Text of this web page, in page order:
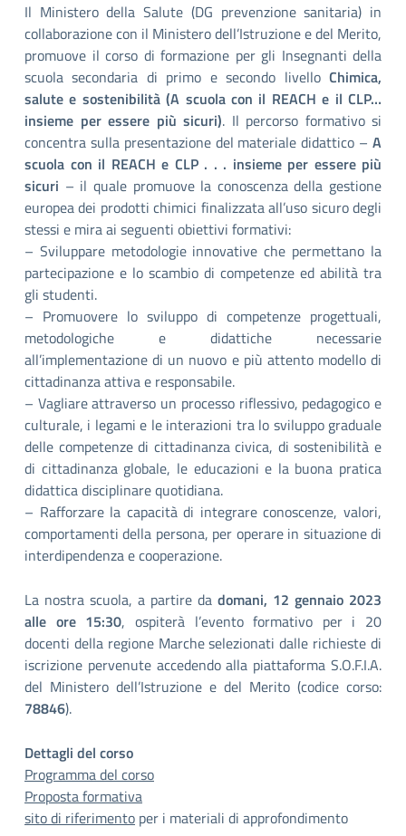
Il Ministero della Salute (DG prevenzione sanitaria) in
collaborazione con il Ministero dell’Istruzione e del Merito,
promuove il corso di formazione per gli Insegnanti della
scuola secondaria di primo e secondo livello Chimica,
salute e sostenibilità (A scuola con il REACH e il CLP…
insieme per essere più sicuri). Il percorso formativo si
concentra sulla presentazione del materiale didattico – A
scuola con il REACH e CLP . . . insieme per essere più
sicuri – il quale promuove la conoscenza della gestione
europea dei prodotti chimici finalizzata all’uso sicuro degli
stessi e mira ai seguenti obiettivi formativi:
– Sviluppare metodologie innovative che permettano la
partecipazione e lo scambio di competenze ed abilità tra
gli studenti.
– Promuovere lo sviluppo di competenze progettuali,
metodologiche e didattiche necessarie
all’implementazione di un nuovo e più attento modello di
cittadinanza attiva e responsabile.
– Vagliare attraverso un processo riflessivo, pedagogico e
culturale, i legami e le interazioni tra lo sviluppo graduale
delle competenze di cittadinanza civica, di sostenibilità e
di cittadinanza globale, le educazioni e la buona pratica
didattica disciplinare quotidiana.
– Rafforzare la capacità di integrare conoscenze, valori,
comportamenti della persona, per operare in situazione di
interdipendenza e cooperazione.
La nostra scuola, a partire da domani, 12 gennaio 2023
alle ore 15:30, ospiterà l’evento formativo per i 20
docenti della regione Marche selezionati dalle richieste di
iscrizione pervenute accedendo alla piattaforma S.O.F.I.A.
del Ministero dell’Istruzione e del Merito (codice corso:
78846).
Dettagli del corso
Programma del corso
Proposta formativa
sito di riferimento per i materiali di approfondimento